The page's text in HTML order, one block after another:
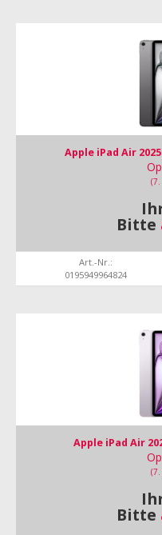
Apple iPad Air
Bitte
Art.-Nr.:
0195949964824
Apple iPad Air
Bitte